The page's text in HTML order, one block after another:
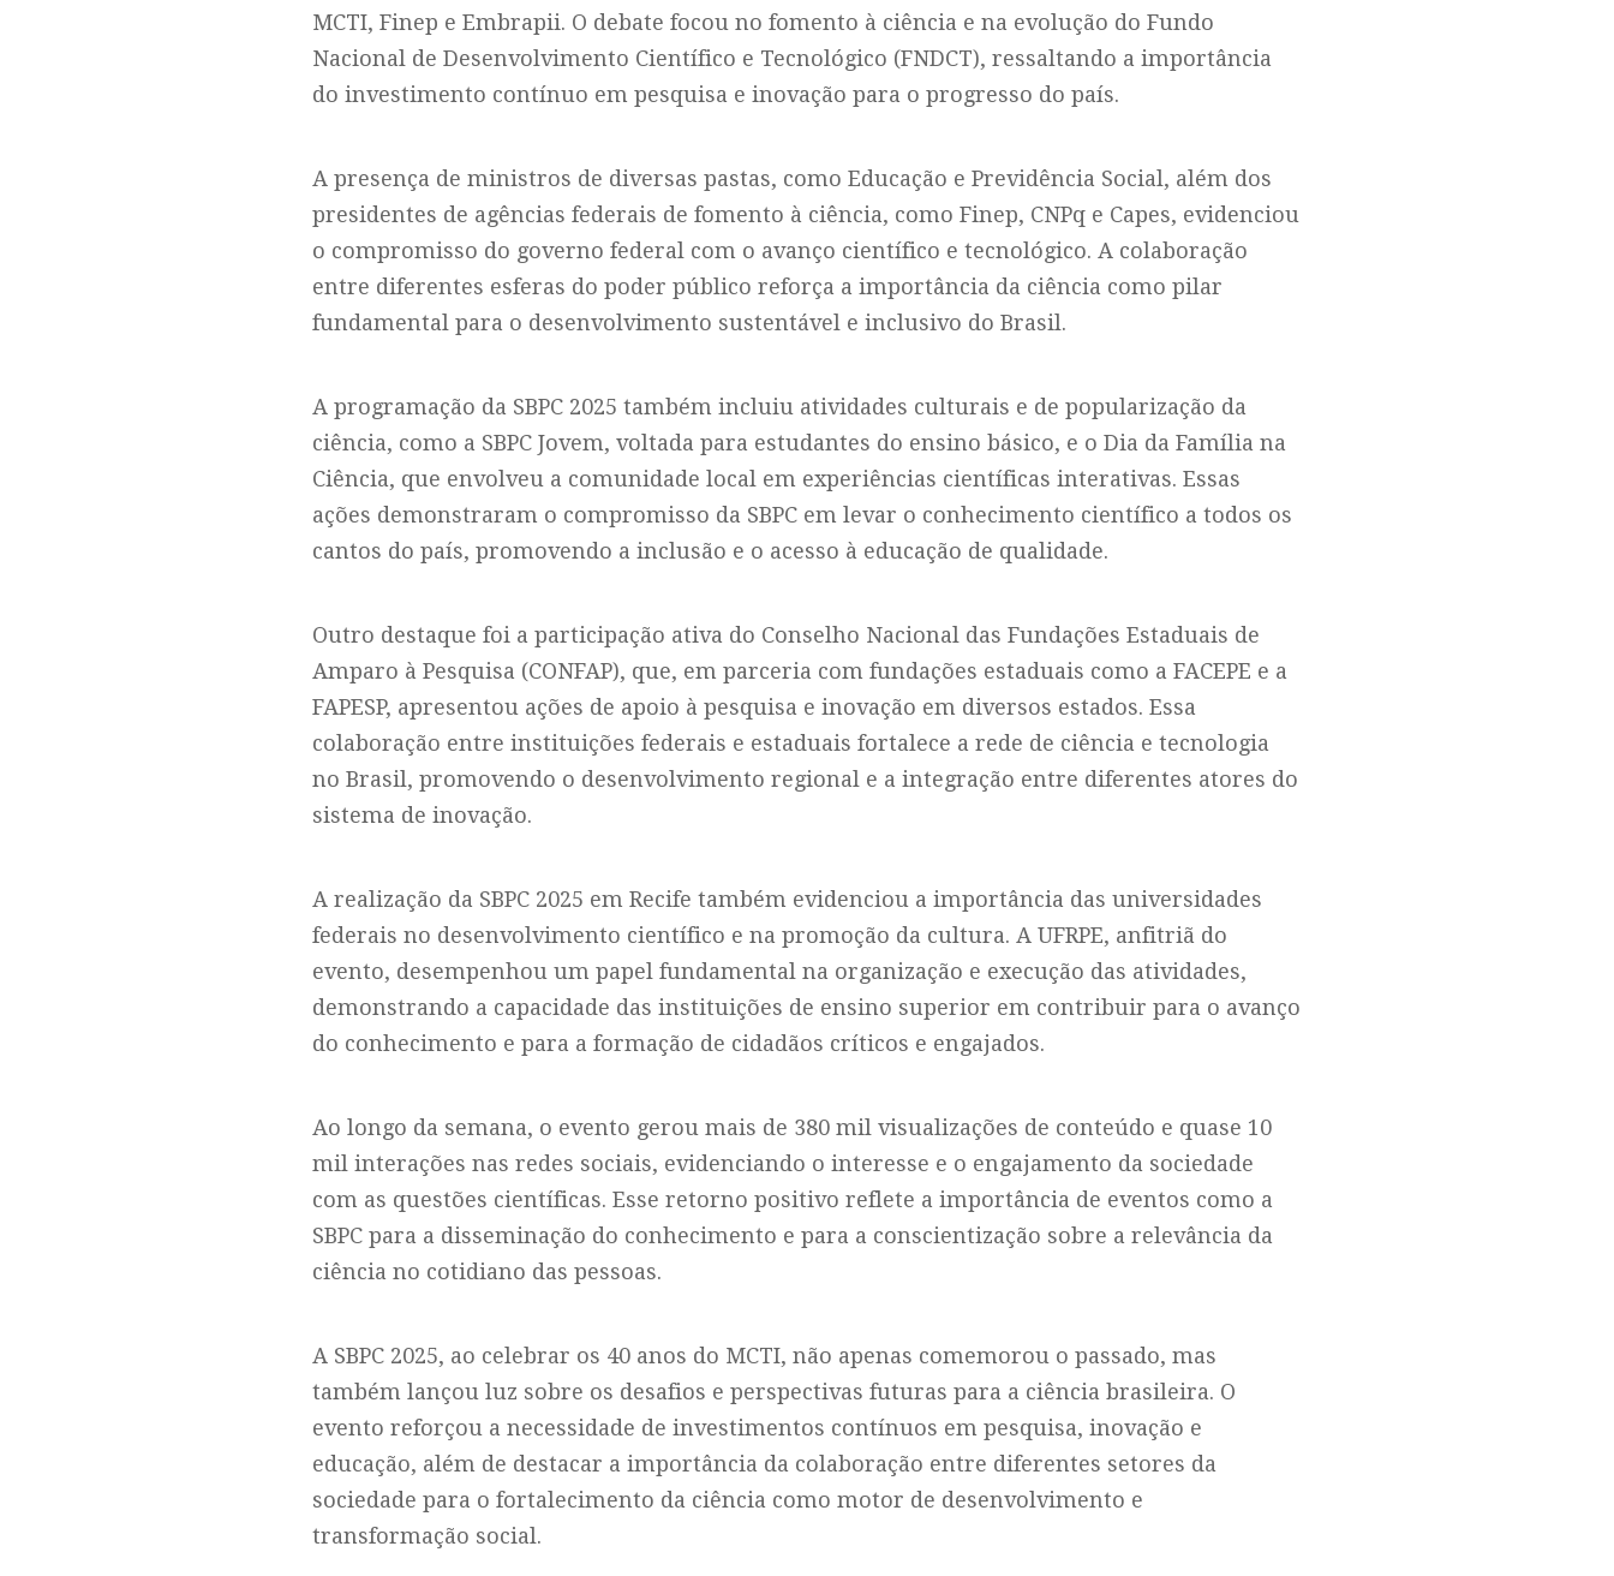
MCTI, Finep e Embrapii. O debate focou no fomento à ciência e na evolução do Fundo
Nacional de Desenvolvimento Científico e Tecnológico (FNDCT), ressaltando a importância
do investimento contínuo em pesquisa e inovação para o progresso do país.
A presença de ministros de diversas pastas, como Educação e Previdência Social, além dos
presidentes de agências federais de fomento à ciência, como Finep, CNPq e Capes, evidenciou
o compromisso do governo federal com o avanço científico e tecnológico. A colaboração
entre diferentes esferas do poder público reforça a importância da ciência como pilar
fundamental para o desenvolvimento sustentável e inclusivo do Brasil.
A programação da SBPC 2025 também incluiu atividades culturais e de popularização da
ciência, como a SBPC Jovem, voltada para estudantes do ensino básico, e o Dia da Família na
Ciência, que envolveu a comunidade local em experiências científicas interativas. Essas
ações demonstraram o compromisso da SBPC em levar o conhecimento científico a todos os
cantos do país, promovendo a inclusão e o acesso à educação de qualidade.
Outro destaque foi a participação ativa do Conselho Nacional das Fundações Estaduais de
Amparo à Pesquisa (CONFAP), que, em parceria com fundações estaduais como a FACEPE e a
FAPESP, apresentou ações de apoio à pesquisa e inovação em diversos estados. Essa
colaboração entre instituições federais e estaduais fortalece a rede de ciência e tecnologia
no Brasil, promovendo o desenvolvimento regional e a integração entre diferentes atores do
sistema de inovação.
A realização da SBPC 2025 em Recife também evidenciou a importância das universidades
federais no desenvolvimento científico e na promoção da cultura. A UFRPE, anfitriã do
evento, desempenhou um papel fundamental na organização e execução das atividades,
demonstrando a capacidade das instituições de ensino superior em contribuir para o avanço
do conhecimento e para a formação de cidadãos críticos e engajados.
Ao longo da semana, o evento gerou mais de 380 mil visualizações de conteúdo e quase 10
mil interações nas redes sociais, evidenciando o interesse e o engajamento da sociedade
com as questões científicas. Esse retorno positivo reflete a importância de eventos como a
SBPC para a disseminação do conhecimento e para a conscientização sobre a relevância da
ciência no cotidiano das pessoas.
A SBPC 2025, ao celebrar os 40 anos do MCTI, não apenas comemorou o passado, mas
também lançou luz sobre os desafios e perspectivas futuras para a ciência brasileira. O
evento reforçou a necessidade de investimentos contínuos em pesquisa, inovação e
educação, além de destacar a importância da colaboração entre diferentes setores da
sociedade para o fortalecimento da ciência como motor de desenvolvimento e
transformação social.